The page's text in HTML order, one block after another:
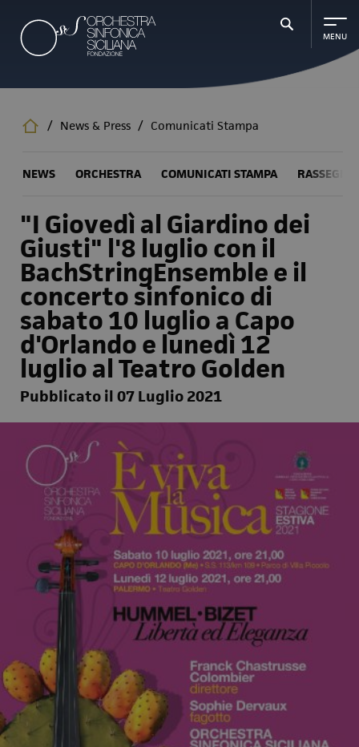
contenuto
principale
/ News & Press / Comunicati Stampa
NEWS ORCHESTRA COMUNICATI STAMPA
"I Giovedì al Giardino dei
Giusti" l'8 luglio con il
BachStringEnsemble e il
concerto sinfonico di
sabato 10 luglio a Capo
d'Orlando e lunedì 12
luglio al Teatro Golden
Pubblicato il 07 Luglio 2021